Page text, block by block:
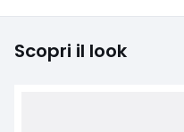
Scopri il look